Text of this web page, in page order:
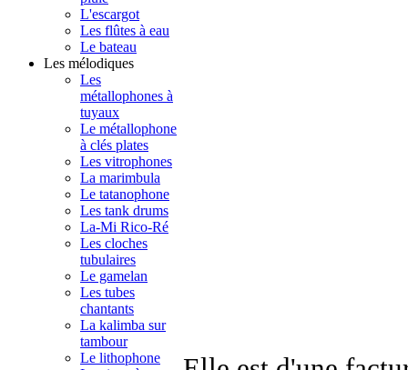
L'escargot
Les flûtes à eau
Le bateau
Les mélodiques
Les
métallophones à
tuyaux
Le métallophone
à clés plates
Les vitrophones
La marimbula
Le tatanophone
Les tank drums
La-Mi Rico-Ré
Les cloches
tubulaires
Le gamelan
Les tubes
chantants
La kalimba sur
tambour
Le lithophone